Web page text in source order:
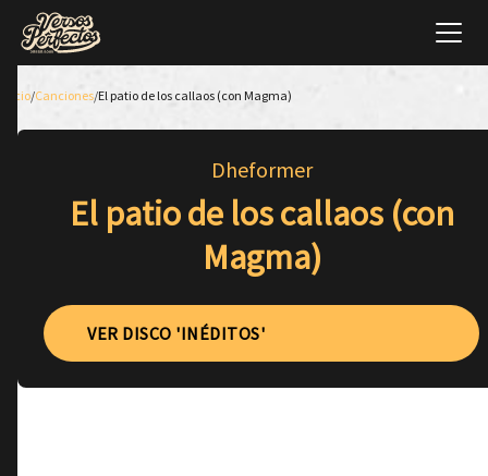
Inicio/Canciones/El patio de los callaos (con Magma)
Dheformer
El patio de los callaos (con
Magma)
VER DISCO 'INÉDITOS'